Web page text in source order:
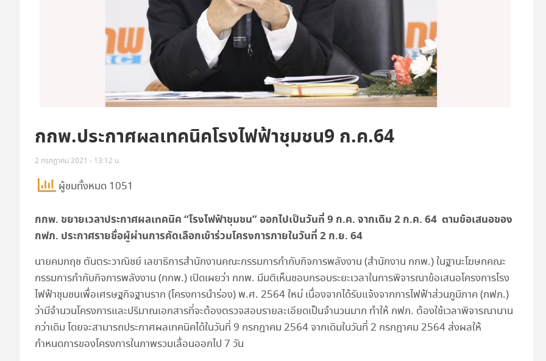
กกพ.ประกาศผลเทคนิคโรงไฟฟ้าชุมชน9 ก.ค.64
2 กรกฎาคม 2021 - 13:12 น.
ผู้ชมทั้งหมด 1051
กกพ. ขยายเวลาประกาศผลเทคนิค “โรงไฟฟ้าชุมชน” ออกไปเป็นวันที่ 9 ก.ค. จากเดิม 2 ก.ค. 64 ตามข้อเสนอของ
กฟภ. ประกาศรายชื่อผู้ผ่านการคัดเลือกเข้าร่วมโครงการภายในวันที่ 2 ก.ย. 64
นายคมกฤช ตันตระวาณิชย์ เลขาธิการสำนักงานคณะกรรมการกำกับกิจการพลังงาน (สำนักงาน กกพ.) ในฐานะโฆษกคณะ
กรรมการกำกับกิจการพลังงาน (กกพ.) เปิดเผยว่า กกพ. มีมติเห็นชอบกรอบระยะเวลาในการพิจารณาข้อเสนอโครงการโรง
ไฟฟ้าชุมชนเพื่อเศรษฐกิจฐานราก (โครงการนำร่อง) พ.ศ. 2564 ใหม่ เนื่องจากได้รับแจ้งจากการไฟฟ้าส่วนภูมิภาค (กฟภ.)
ว่ามีจำนวนโครงการและปริมาณเอกสารที่จะต้องตรวจสอบรายละเอียดเป็นจำนวนมาก ทำให้ กฟภ. ต้องใช้เวลาพิจารณานาน
กว่าเดิม โดยจะสามารถประกาศผลเทคนิคได้ในวันที่ 9 กรกฎาคม 2564 จากเดิมในวันที่ 2 กรกฎาคม 2564 ส่งผลให้
กำหนดการของโครงการในภาพรวมเลื่อนออกไป 7 วัน